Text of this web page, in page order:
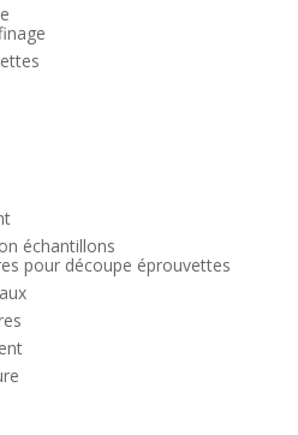
échantillons
pour découpe éprouvettes